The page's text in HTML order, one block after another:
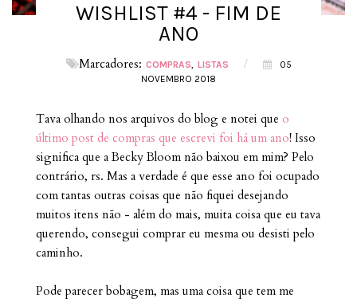
WISHLIST #4 - FIM DE
ANO
Marcadores: COMPRAS LISTAS /
05
NOVEMBRO 2018
Tava olhando nos arquivos do blog e notei que o
último post de compras que escrevi foi há um ano! Isso
significa que a Becky Bloom não baixou em mim? Pelo
contrário, rs. Mas a verdade é que esse ano foi ocupado
com tantas outras coisas que não fiquei desejando
muitos itens não - além do mais, muita coisa que eu tava
querendo, consegui comprar eu mesma ou desisti pelo
caminho.
Pode parecer bobagem, mas uma coisa que tem me